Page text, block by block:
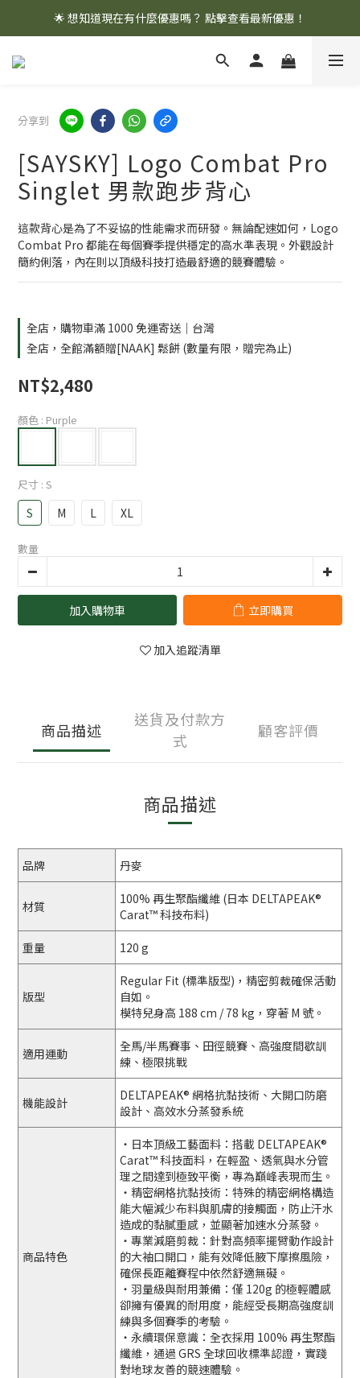
🌟 想知道現在有什麼優惠嗎？ 點擊查看最新優惠！
🌟 想知道現在有什麼優惠嗎？ 點擊查看最新優惠！
全館消費滿 $1,000 即享免運優惠
分享到
[SAYSKY] Logo Combat Pro
Singlet 男款跑步背心
這款背心是為了不妥協的性能需求而研發。無論配速如何，Logo
Combat Pro 都能在每個賽季提供穩定的高水準表現。外觀設計
簡約俐落，內在則以頂級科技打造最舒適的競賽體驗。
全店，購物車滿 1000 免運寄送｜台灣
全店，全館滿額贈[NAAK] 鬆餅 (數量有限，贈完為止)
NT$2,480
顏色 : Purple
尺寸 : S
S M L XL
數量
加入購物車 立即購買
加入追蹤清單
商品描述
送貨及付款方
式
顧客評價
商品描述
品牌 丹麥
材質
100% 再生聚酯纖維 (日本 DELTAPEAK®
Carat™ 科技布料)
重量 120 g
版型
Regular Fit (標準版型)，精密剪裁確保活動
自如。
模特兒身高 188 cm / 78 kg，穿著 M 號。
適用運動
全馬/半馬賽事、田徑競賽、高強度間歇訓
練、極限挑戰
機能設計
DELTAPEAK® 網格抗黏技術、大開口防磨
設計、高效水分蒸發系統
商品特色
・日本頂級工藝面料：搭載 DELTAPEAK®
Carat™ 科技面料，在輕盈、透氣與水分管
理之間達到極致平衡，專為巔峰表現而生。
・精密網格抗黏技術：特殊的精密網格構造
能大幅減少布料與肌膚的接觸面，防止汗水
造成的黏膩重感，並顯著加速水分蒸發。
・專業減磨剪裁：針對高頻率擺臂動作設計
的大袖口開口，能有效降低腋下摩擦風險，
確保長距離賽程中依然舒適無礙。
・羽量級與耐用兼備：僅 120g 的極輕體感
卻擁有優異的耐用度，能經受長期高強度訓
練與多個賽季的考驗。
・永續環保意識：全衣採用 100% 再生聚酯
纖維，通過 GRS 全球回收標準認證，實踐
對地球友善的競速體驗。